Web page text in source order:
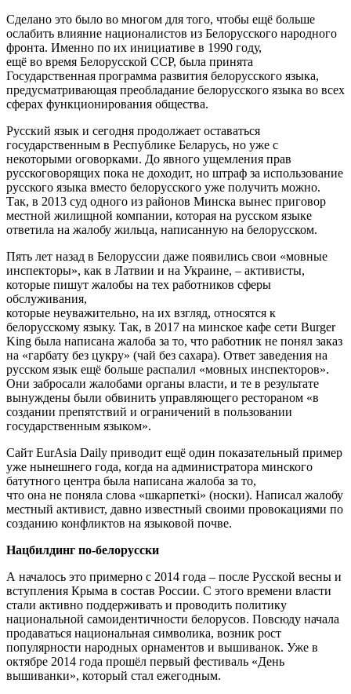
Сделано это было во многом для того, чтобы ещё больше
ослабить влияние националистов из Белорусского народного
фронта. Именно по их инициативе в 1990 году,
ещё во время Белорусской ССР, была принята
Государственная программа развития белорусского языка,
предусматривающая преобладание белорусского языка во всех
сферах функционирования общества.
Русский язык и сегодня продолжает оставаться
государственным в Республике Беларусь, но уже с
некоторыми оговорками. До явного ущемления прав
русскоговорящих пока не доходит, но штраф за использование
русского языка вместо белорусского уже получить можно.
Так, в 2013 суд одного из районов Минска вынес приговор
местной жилищной компании, которая на русском языке
ответила на жалобу жильца, написанную на белорусском.
Пять лет назад в Белоруссии даже появились свои «мовные
инспекторы», как в Латвии и на Украине, – активисты,
которые пишут жалобы на тех работников сферы
обслуживания,
которые неуважительно, на их взгляд, относятся к
белорусскому языку. Так, в 2017 на минское кафе сети Burger
King была написана жалоба за то, что работник не понял заказ
на «гарбату без цукру» (чай без сахара). Ответ заведения на
русском язык ещё больше распалил «мовных инспекторов».
Они забросали жалобами органы власти, и те в результате
вынуждены были обвинить управляющего рестораном «в
создании препятствий и ограничений в пользовании
государственным языком».
Сайт EurAsia Daily приводит ещё один показательный пример
уже нынешнего года, когда на администратора минского
батутного центра была написана жалоба за то,
что она не поняла слова «шкарпеткi» (носки). Написал жалобу
местный активист, давно известный своими провокациями по
созданию конфликтов на языковой почве.
Нацбилдинг по-белорусски
А началось это примерно с 2014 года – после Русской весны и
вступления Крыма в состав России. С этого времени власти
стали активно поддерживать и проводить политику
национальной самоидентичности белорусов. Повсюду начала
продаваться национальная символика, возник рост
популярности народных орнаментов и вышиванок. Уже в
октябре 2014 года прошёл первый фестиваль «День
вышиванки», который стал ежегодным.